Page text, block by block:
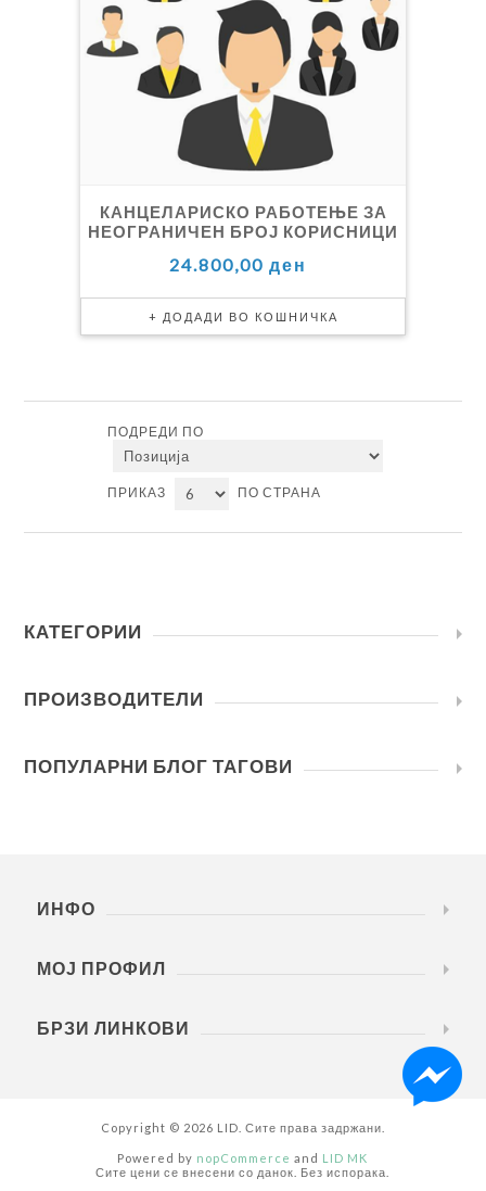
КАНЦЕЛАРИСКО РАБОТЕЊЕ ЗА
НЕОГРАНИЧЕН БРОЈ КОРИСНИЦИ
24.800,00 ден
ПОДРЕДИ ПО
ПРИКАЗ ПО СТРАНА
КАТЕГОРИИ
ПРОИЗВОДИТЕЛИ
ПОПУЛАРНИ БЛОГ ТАГОВИ
ИНФО
МОЈ ПРОФИЛ
БРЗИ ЛИНКОВИ
Copyright © 2026 LID. Сите права задржани.
Powered by nopCommerce and LID MK
Сите цени се внесени со данок. Без испорака.